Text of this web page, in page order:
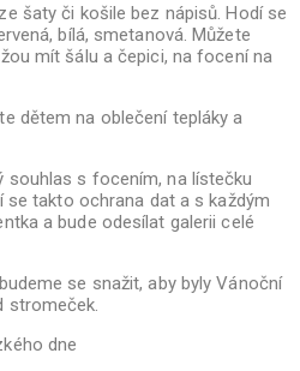
šaty či košile bez nápisů. Hodí se
bílá, smetanová. Můžete
mít šálu a čepici, na focení na
dětem na oblečení tepláky a
souhlas s focením, na lístečku
se takto ochrana dat a s každým
a bude odesílat galerii celé
se snažit, aby byly Vánoční
stromeček.
dne